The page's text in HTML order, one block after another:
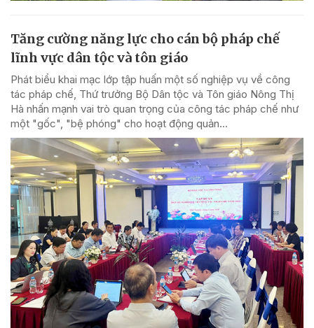
Tăng cường năng lực cho cán bộ pháp chế
lĩnh vực dân tộc và tôn giáo
Phát biểu khai mạc lớp tập huấn một số nghiệp vụ về công
tác pháp chế, Thứ trưởng Bộ Dân tộc và Tôn giáo Nông Thị
Hà nhấn mạnh vai trò quan trọng của công tác pháp chế như
một "gốc", "bệ phóng" cho hoạt động quản...